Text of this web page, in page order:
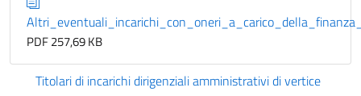
PDF 257,69 KB
Titolari di incarichi dirigenziali amministrativi di vertice